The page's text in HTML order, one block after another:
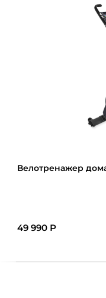
Велотренажер
49 990 Р